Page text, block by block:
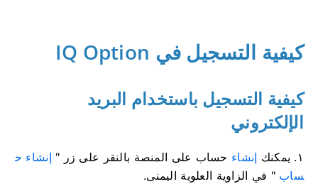
كيفية التسجيل في IQ Option
كيفية التسجيل باستخدام البريد
الإلكتروني
١. يمكنك إنشاء حساب على المنصة بالنقر على زر " إنشاء ح
ساب " في الزاوية العلوية اليمنى.